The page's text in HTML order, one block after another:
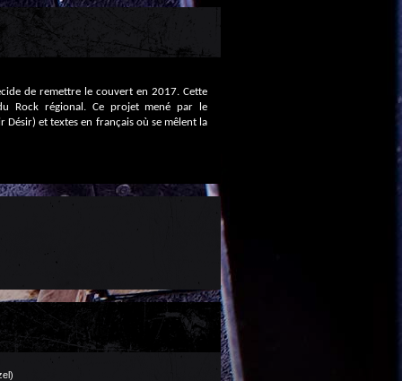
de remettre le couvert en 2017. Cette
Rock régional. Ce projet mené par le
Désir) et textes en français où se mêlent la